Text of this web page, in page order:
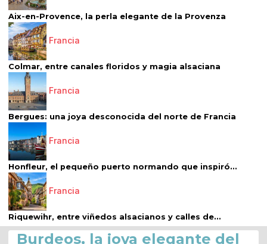
Aix-en-Provence, la perla elegante de la Provenza
Francia
Colmar, entre canales floridos y magia alsaciana
Francia
Bergues: una joya desconocida del norte de Francia
Francia
Honfleur, el pequeño puerto normando que inspiró...
Francia
Riquewihr, entre viñedos alsacianos y calles de...
Burdeos, la joya elegante del